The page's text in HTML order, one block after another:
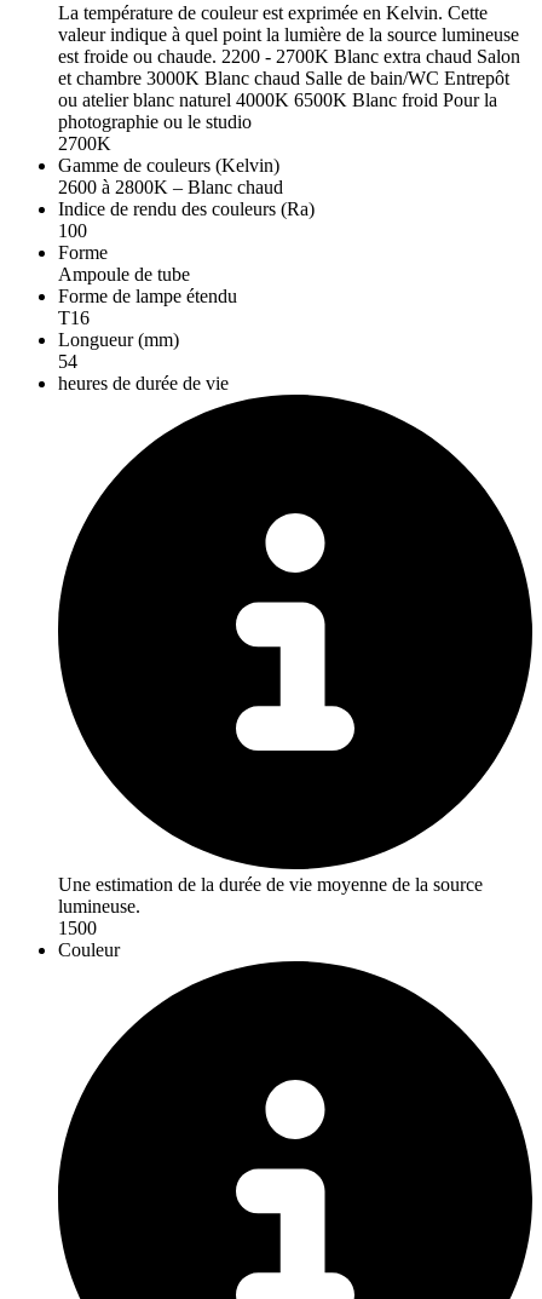
La température de couleur est exprimée en Kelvin. Cette
valeur indique à quel point la lumière de la source lumineuse
est froide ou chaude. 2200 - 2700K Blanc extra chaud Salon
et chambre 3000K Blanc chaud Salle de bain/WC Entrepôt
ou atelier blanc naturel 4000K 6500K Blanc froid Pour la
photographie ou le studio
2700K
Gamme de couleurs (Kelvin)
2600 à 2800K – Blanc chaud
Indice de rendu des couleurs (Ra)
100
Forme
Ampoule de tube
Forme de lampe étendu
T16
Longueur (mm)
54
heures de durée de vie
Une estimation de la durée de vie moyenne de la source
lumineuse.
1500
Couleur